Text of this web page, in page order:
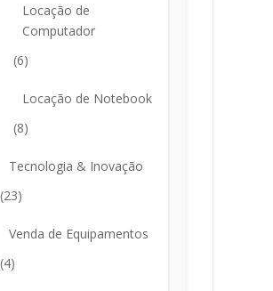
Locação de
Computador
(6)
Locação de Notebook
(8)
Tecnologia & Inovação
(23)
Venda de Equipamentos
(4)